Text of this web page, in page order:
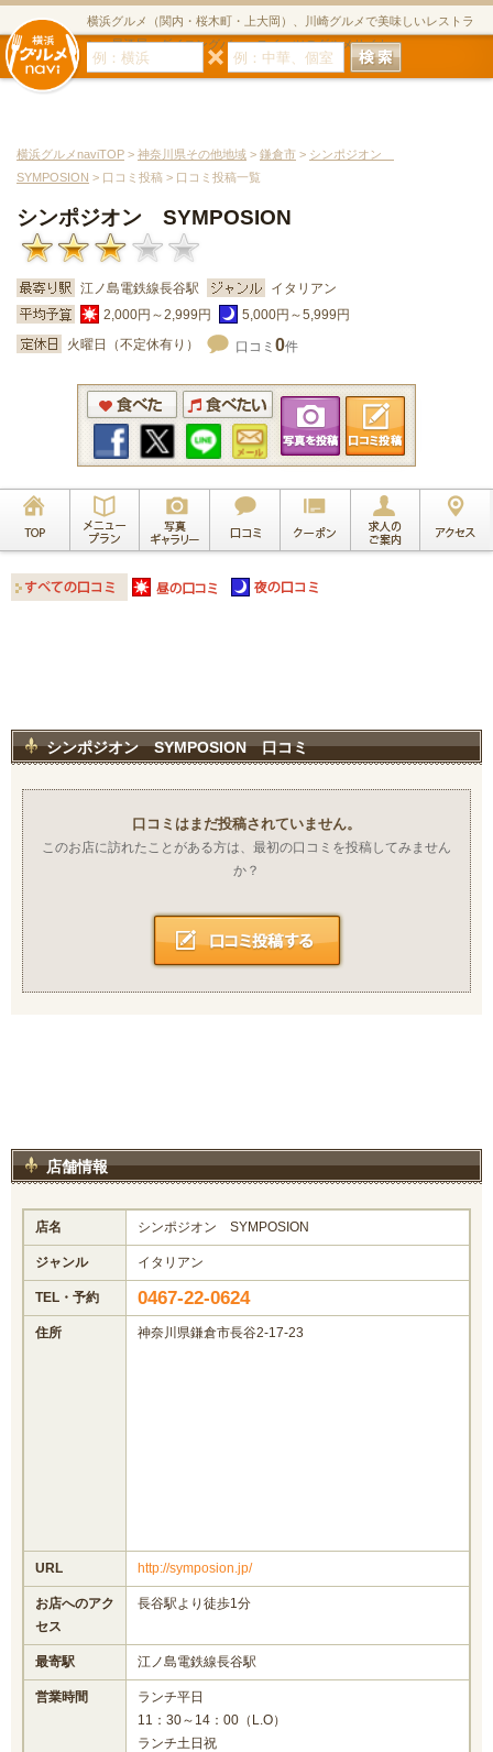
横浜グルメ（関内・桜木町・上大岡）、川崎グルメで美味しいレストラ
ン・居酒屋・ダイニングバー・スイーツのグルメサイト
横浜グルメnaviTOP > 神奈川県その他地域 > 鎌倉市 > シンポジオン
SYMPOSION > 口コミ投稿 > 口コミ投稿一覧
シンポジオン SYMPOSION
江ノ島電鉄線長谷駅
イタリアン
2,000円～2,999円
5,000円～5,999円
火曜日（不定休有り）
口コミ 0件
シンポジオン SYMPOSION 口コミ
口コミはまだ投稿されていません。
このお店に訪れたことがある方は、最初の口コミを投稿してみません
か？
店舗情報
店名 シンポジオン SYMPOSION
ジャンル イタリアン
TEL・予約 0467-22-0624
住所 神奈川県鎌倉市長谷2-17-23
URL http://symposion.jp/
お店へのアク
セス
長谷駅より徒歩1分
最寄駅 江ノ島電鉄線長谷駅
営業時間
ランチ平日
11：30～14：00（L.O）
ランチ土日祝